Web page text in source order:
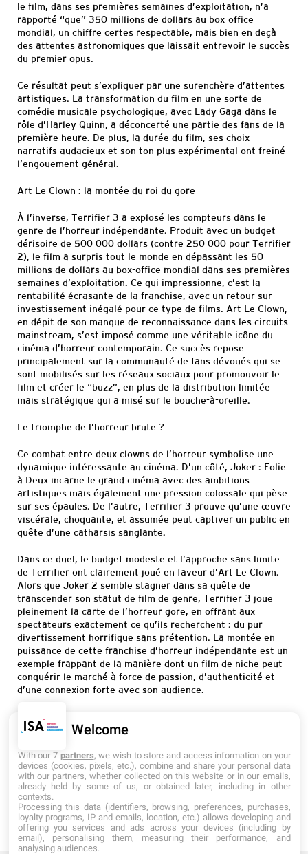
le film, dans ses premières semaines d’exploitation, n’a
rapporté “que” 350 millions de dollars au box-office
mondial, un chiffre certes respectable, mais bien en deçà
des attentes astronomiques que laissait entrevoir le succès
du premier opus.
Ce résultat peut s’expliquer par une surenchère d’attentes
artistiques. La transformation du film en une sorte de
comédie musicale psychologique, avec Lady Gaga dans le
rôle d’Harley Quinn, a déconcerté une partie des fans de la
première heure. De plus, la durée du film, ses choix
narratifs audacieux et son ton plus expérimental ont freiné
l’engouement général.
Art Le Clown : la montée du roi du gore
À l’inverse, Terrifier 3 a explosé les compteurs dans le
genre de l’horreur indépendante. Produit avec un budget
dérisoire de 500 000 dollars (contre 250 000 pour Terrifier
2), le film a surpris tout le monde en dépassant les 50
millions de dollars au box-office mondial dans ses premières
semaines d’exploitation. Ce qui impressionne, c’est la
rentabilité écrasante de la franchise, avec un retour sur
investissement inégalé pour ce type de films. Art Le Clown,
en dépit de son manque de reconnaissance dans les circuits
mainstream, s’est imposé comme une véritable icône du
cinéma d’horreur contemporain. Ce succès repose
principalement sur la communauté de fans dévoués qui se
sont mobilisés sur les réseaux sociaux pour promouvoir le
film et créer le “buzz”, en plus de la distribution limitée
mais stratégique qui a misé sur le bouche-à-oreille.
Le triomphe de l’horreur brute ?
Ce combat entre deux clowns de l’horreur symbolise une
dynamique intéressante au cinéma. D’un côté, Joker : Folie
à Deux incarne le grand cinéma avec des ambitions
artistiques mais également une pression colossale qui pèse
sur ses épaules. De l’autre, Terrifier 3 prouve qu’une œuvre
viscérale, choquante, et assumée peut captiver un public en
quête d’une catharsis sanglante.
Dans ce duel, le budget modeste et l’approche sans limite
de Terrifier ont clairement joué en faveur d’Art Le Clown.
Alors que Joker 2 semble stagner dans sa quête de
transcender son statut de film de genre, Terrifier 3 joue
pleinement la carte de l’horreur gore, en offrant aux
spectateurs exactement ce qu’ils recherchent : du pur
divertissement horrifique sans prétention. La montée en
puissance de cette franchise d’horreur indépendante est un
exemple frappant de la manière dont un film de niche peut
conquérir le marché à force de passion, d’authenticité et
d’une connexion forte avec son audience.
Paul Gascard
< RETOUR AUX ACTUALITÉS >
Welcome
With our 7 partners, we wish to store and access information on your
devices (cookies, pixels, etc.), combine and share your personal data
with our partners, whether collected on this website or in our emails,
already held by some of us, or obtained later, including in other
contexts.
Processing this data (identifiers, browsing, preferences, purchases,
loyalty programs, IP and emails, location, etc.) allows developing and
offering you services and ads across your devices (including by
email), personalising them, measuring their performance, and
analysing audiences.